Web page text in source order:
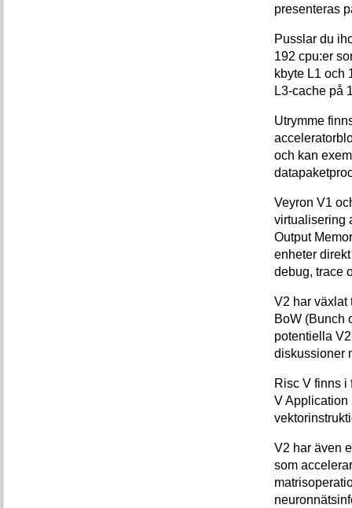
presenteras
Pusslar du
192 cpu:er
kbyte L1 och
L3-cache på
Utrymme
och kan
Veyron V1
virtualisering
Output
enheter
debug, trace
V2 har växlat
BoW (Bunch
potentiella
diskussioner
Risc V finns i
V Application
V2 har även
som